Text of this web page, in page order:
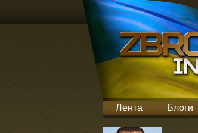
Лента Блоги